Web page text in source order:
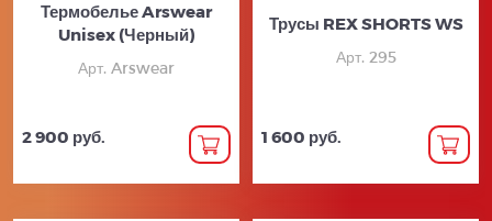
Термобелье Arswear
Unisex (Черный)
Арт. Arswear
2 900 руб.
Трусы REX SHORTS WS
Арт. 295
1 600 руб.